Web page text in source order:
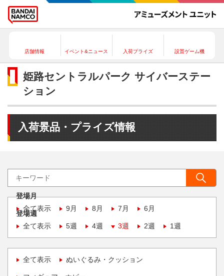
店舗情報 イベント&ニュース 入荷プライズ 設置ゲーム機
姫路セントラルパーク サイバーステー
ション
入荷景品・プライズ情報
登場月
全て表示
9月 8月 7月 6月
登場週
全て表示
5週 4週 3週 2週 1週
全て表示 ぬいぐるみ・クッション